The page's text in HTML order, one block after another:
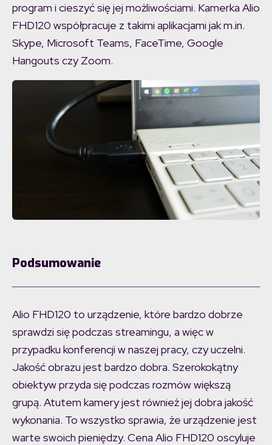
program i cieszyć się jej możliwościami. Kamerka Alio
FHD120 współpracuje z takimi aplikacjami jak m.in.
Skype, Microsoft Teams, FaceTime, Google
Hangouts czy Zoom.
Podsumowanie
Alio FHD120 to urządzenie, które bardzo dobrze
sprawdzi się podczas streamingu, a więc w
przypadku konferencji w naszej pracy, czy uczelni.
Jakość obrazu jest bardzo dobra. Szerokokątny
obiektyw przyda się podczas rozmów większą
grupą. Atutem kamery jest również jej dobra jakość
wykonania. To wszystko sprawia, że urządzenie jest
warte swoich pieniędzy. Cena Alio FHD120 oscyluje